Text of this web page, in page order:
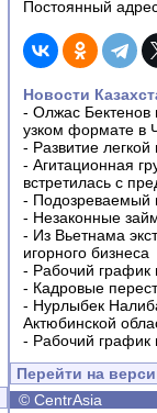
Постоянный
Новости
- Олжас Бектенов
узком формате в
- Развитие
- Агитационная
встретилась с
- Подозреваемый
- Незаконные
- Из Вьетнама
игорного бизнеса
- Рабочий график
- Кадровые
- Нурлыбек
Актюбинской
- Рабочий график
Перейти на
© CentrAsia